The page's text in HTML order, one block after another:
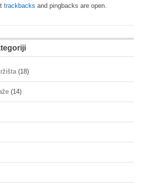
trackbacks and pingbacks are open.
(18)
(14)